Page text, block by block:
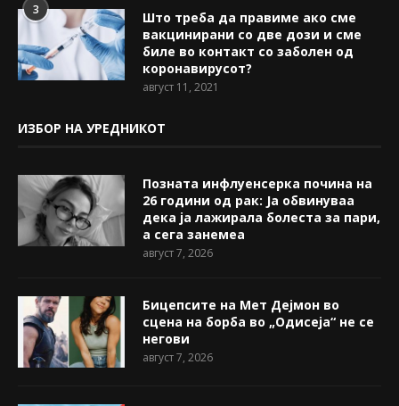
3
Што треба да правиме ако сме
вакцинирани со две дози и сме
биле во контакт со заболен од
коронавирусот?
август 11, 2021
ИЗБОР НА УРЕДНИКОТ
Позната инфлуенсерка почина на
26 години од рак: Ја обвинуваа
дека ја лажирала болеста за пари,
а сега занемеа
август 7, 2026
Бицепсите на Мет Дејмон во
сцена на борба во „Одисеја“ не се
негови
август 7, 2026